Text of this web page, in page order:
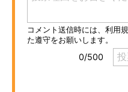
スマホと通信の最新トレンド
進化するPCとデバイスの未来